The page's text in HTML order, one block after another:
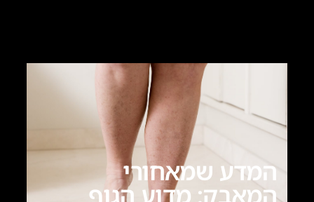
המדע שמאחורי
המאבק: מדוע הגוף